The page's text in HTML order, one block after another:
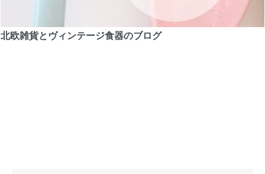
北欧雑貨とヴィンテージ食器のブログ